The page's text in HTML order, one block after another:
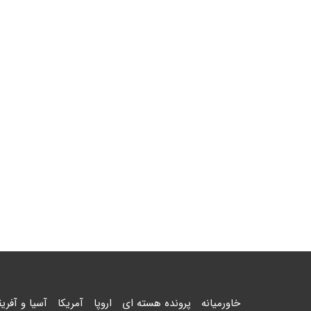
خاورمیانه پرونده هسته ای اروپا آمریکا آسیا و